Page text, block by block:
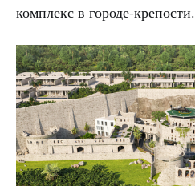
комплекс в городе-крепости.